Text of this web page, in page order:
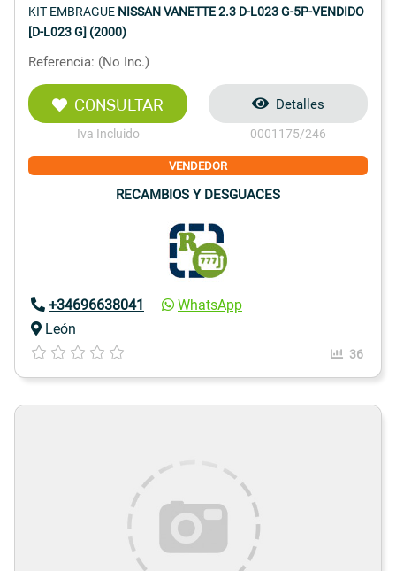
KIT EMBRAGUE NISSAN VANETTE 2.3 D-L023 G-5P-VENDIDO
[D-L023 G] (2000)
Referencia: (No Inc.)
CONSULTAR
Iva Incluido
Detalles
0001175/246
VENDEDOR
RECAMBIOS Y DESGUACES
+34696638041
WhatsApp
León
36